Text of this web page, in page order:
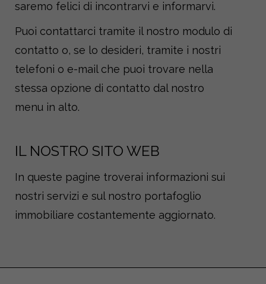
saremo felici di incontrarvi e informarvi.
Puoi contattarci tramite il nostro modulo di
contatto o, se lo desideri, tramite i nostri
telefoni o e-mail che puoi trovare nella
stessa opzione di contatto dal nostro
menu in alto.
IL NOSTRO SITO WEB
In queste pagine troverai informazioni sui
nostri servizi e sul nostro portafoglio
immobiliare costantemente aggiornato.